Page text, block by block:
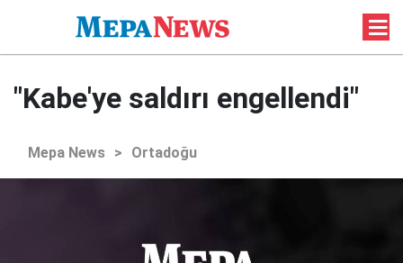
"Kabe'ye saldırı engellendi"
Mepa News > Ortadoğu